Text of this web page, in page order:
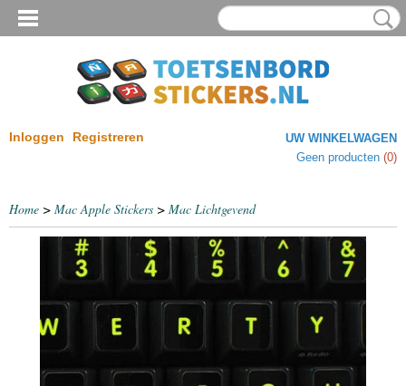
Inloggen Registreren
UW WINKELWAGEN
Geen producten (0)
Home > Mac Apple Stickers > Mac Lichtgevend